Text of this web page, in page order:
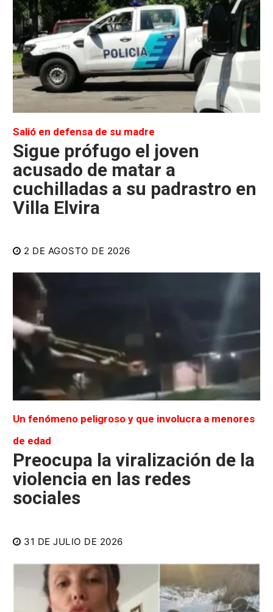
Salió en defensa de su madre
Sigue prófugo el joven
acusado de matar a
cuchilladas a su padrastro en
Villa Elvira
2 DE AGOSTO DE 2026
Un fenómeno peligroso y que involucra a menores
de edad
Preocupa la viralización de la
violencia en las redes
sociales
31 DE JULIO DE 2026